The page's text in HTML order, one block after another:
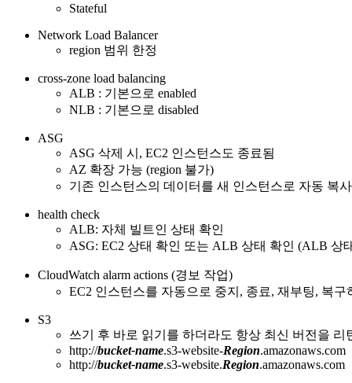
Stateful
Network Load Balancer
region 범위 한정
cross-zone load balancing
ALB : 기본으로 enabled
NLB : 기본으로 disabled
ASG
ASG 삭제 시, EC2 인스턴스도 종료됨
AZ 확장 가능 (region 불가)
기존 인스턴스의 데이터를 새 인스턴스로 자동 복
health check
ALB: 자체 빌트인 상태 확인
ASG: EC2 상태 확인 또는 ALB 상태 확인 (ALB 상
CloudWatch alarm actions (경보 작업)
EC2 인스턴스를 자동으로 중지, 종료, 재부팅, 복구
S3
쓰기 후 바로 읽기를 하더라도 항상 최신 버전을 리
http://bucket-name.s3-website-Region.amazonaws.com
http://bucket-name.s3-website.Region.amazonaws.com